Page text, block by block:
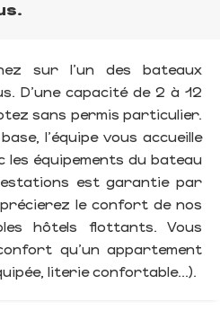
sur l'un des bateaux
D'une capacité de 2 à 12
sans permis particulier.
l'équipe vous accueille
les équipements du bateau
est garantie par
le confort de nos
hôtels flottants. Vous
qu'un appartement
literie confortable...).